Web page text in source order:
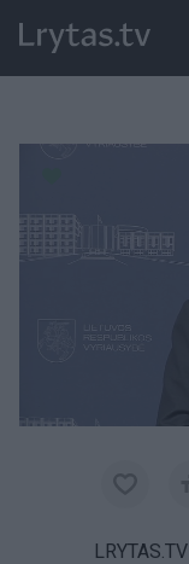
LRYTAS.TV